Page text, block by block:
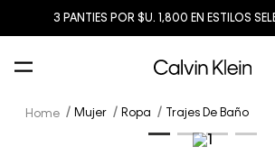
3 PANTIES POR $U. 1,800 EN ESTILOS
Mujer Ropa Trajes De Baño